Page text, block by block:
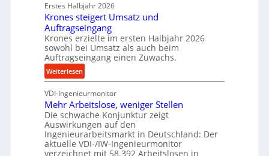
p
r
o
z
e
s
s
e
t
r
i
e
u
n
d
H
y
d
r
r
ä
z
i
s
e
u
n
d
l
a
n
g
l
Erstes Halbjahr 2026
Krones steigert Umsatz und
Auftragseingang
Krones erzielte im ersten Halbjahr 2026
sowohl bei Umsatz als auch beim
Auftragseingang einen Zuwachs.
Weiterlesen:
K
r
o
n
e
s
s
VDI-Ingenieurmonitor
Mehr Arbeitslose, weniger Stellen
Die schwache Konjunktur zeigt
Auswirkungen auf den
Ingenieurarbeitsmarkt in Deutschland: Der
aktuelle VDI-/IW-Ingenieurmonitor
verzeichnet mit 58.392 Arbeitslosen in